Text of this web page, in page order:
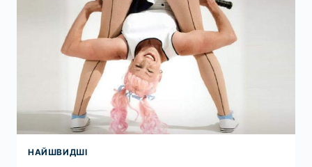
НАЙШВИДШІ